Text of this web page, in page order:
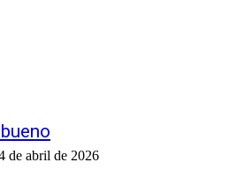
de abril de 2026